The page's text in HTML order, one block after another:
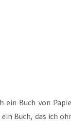
ein Buch von
Buch, das ich